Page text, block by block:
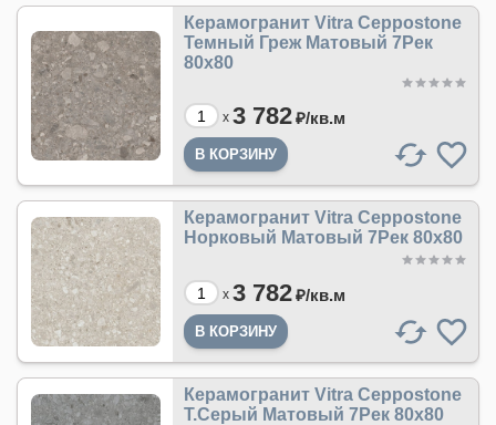
Керамогранит Vitra Ceppostone
Темный Греж Матовый 7Рек
80х80
x 3 782₽/кв.м
Керамогранит Vitra Ceppostone
Норковый Матовый 7Рек 80х80
x 3 782₽/кв.м
Керамогранит Vitra Ceppostone
Т.Серый Матовый 7Рек 80х80